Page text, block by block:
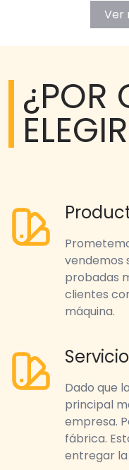
Ver
¿POR
vendemos
probadas
clientes
máquina.
Dado que
principal
empresa.
fábrica.
entregar